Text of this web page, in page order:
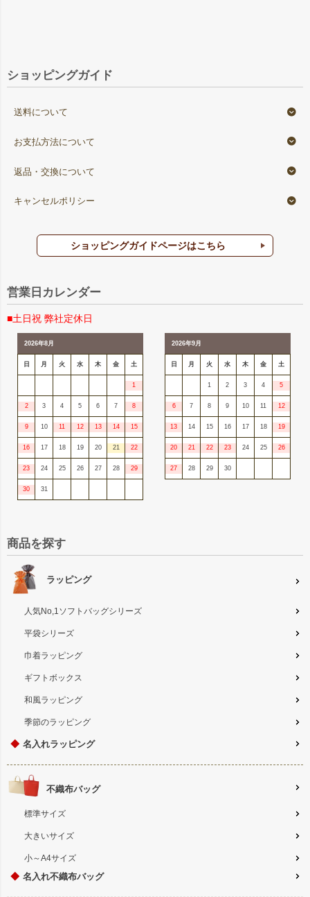
ショッピングガイド
送料について
お支払方法について
返品・交換について
キャンセルポリシー
ショッピングガイドページはこちら
営業日カレンダー
■土日祝 弊社定休日
2026年8月
日 月 火 水 木 金 土
1
2 3 4 5 6 7 8
9 10 11 12 13 14 15
16 17 18 19 20 21 22
23 24 25 26 27 28 29
30 31
2026年9月
日 月 火 水 木 金 土
1 2 3 4 5
6 7 8 9 10 11 12
13 14 15 16 17 18 19
20 21 22 23 24 25 26
27 28 29 30
商品を探す
ラッピング
人気No,1ソフトバッグシリーズ
平袋シリーズ
巾着ラッピング
ギフトボックス
和風ラッピング
季節のラッピング
◆ 名入れラッピング
不織布バッグ
標準サイズ
大きいサイズ
小～A4サイズ
◆ 名入れ不織布バッグ